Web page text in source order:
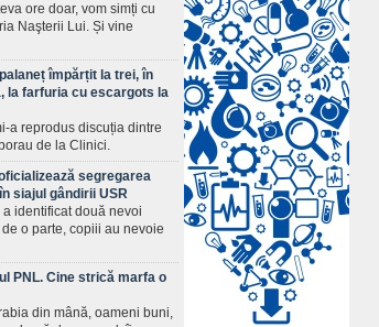
ore doar, vom simți cu
Naşterii Lui. Și vine
împărțit la trei, în
la farfuria cu escargots la
a reprodus discuția dintre
de la Clinici.
segregarea
siajul gândirii USR
identificat două nevoi
o parte, copiii au nevoie
PNL. Cine strică marfa o
din mână, oameni buni,